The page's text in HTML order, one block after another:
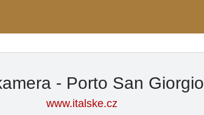
- Porto San Giorgio
www.italske.cz